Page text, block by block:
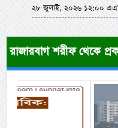
২৮ জুলাই, ২০২৬ ১২:০০
রাজারবাগ শরীফ থেকে